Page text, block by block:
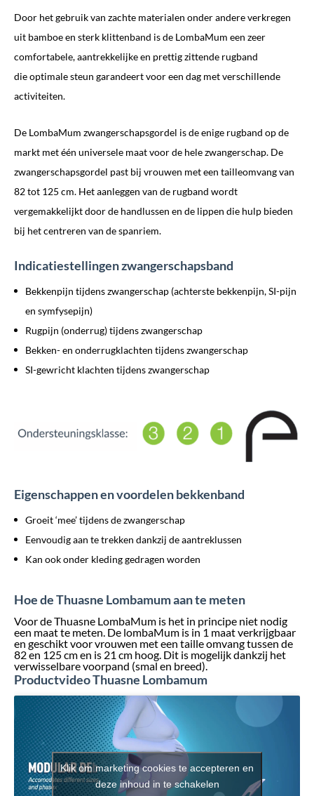
Door het gebruik van zachte materialen onder andere verkregen
uit bamboe en sterk klittenband is de LombaMum een zeer
comfortabele, aantrekkelijke en prettig zittende rugband
die optimale steun garandeert voor een dag met verschillende
activiteiten.
De LombaMum zwangerschapsgordel is de enige rugband op de
markt met één universele maat voor de hele zwangerschap. De
zwangerschapsgordel past bij vrouwen met een tailleomvang van
82 tot 125 cm. Het aanleggen van de rugband wordt
vergemakkelijkt door de handlussen en de lippen die hulp bieden
bij het centreren van de spanriem.
Indicatiestellingen zwangerschapsband
Bekkenpijn tijdens zwangerschap (achterste bekkenpijn, SI-pijn
en symfysepijn)
Rugpijn (onderrug) tijdens zwangerschap
Bekken- en onderrugklachten tijdens zwangerschap
SI-gewricht klachten tijdens zwangerschap
Eigenschappen en voordelen bekkenband
Groeit ‘mee’ tijdens de zwangerschap
Eenvoudig aan te trekken dankzij de aantreklussen
Kan ook onder kleding gedragen worden
Hoe de Thuasne Lombamum aan te meten
Voor de Thuasne LombaMum is het in principe niet nodig
een maat te meten. De lombaMum is in 1 maat verkrijgbaar
en geschikt voor vrouwen met een taille omvang tussen de
82 en 125 cm en is 21 cm hoog. Dit is mogelijk dankzij het
verwisselbare voorpand (smal en breed).
Productvideo Thuasne Lombamum
Klik om marketing cookies te accepteren en
deze inhoud in te schakelen